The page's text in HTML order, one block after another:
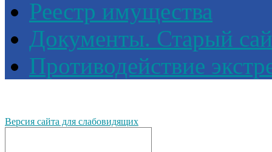
Реестр имущества
Документы. Старый
Противодействие
Версия сайта для слабовидящих